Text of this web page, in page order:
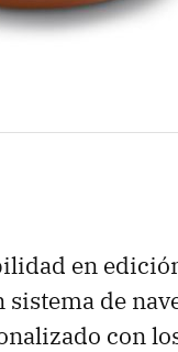
en
sistema de
con